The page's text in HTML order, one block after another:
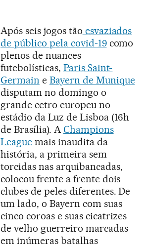
Após seis jogos tão esvaziados
de público pela covid-19como
plenos de nuances
futebolísticas, Paris Saint-
Germain e Bayern de Munique
disputam no domingo o
grande cetro europeu no
estádio da Luz de Lisboa (16h
de Brasília). AChampions
Leaguemais inaudita da
história, a primeira sem
torcidas nas arquibancadas,
colocou frente a frente dois
clubes de peles diferentes. De
um lado, o Bayern com suas
cinco coroas e suas cicatrizes
de velho guerreiro marcadas
em inúmeras batalhas